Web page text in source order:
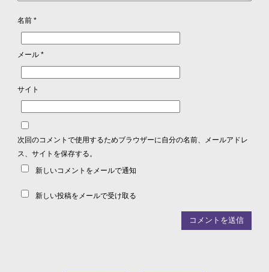
名前 *
メール *
サイト
次回のコメントで使用するためブラウザーに自分の名前、メールアドレ
ス、サイトを保存する。
新しいコメントをメールで通知
新しい投稿をメールで受け取る